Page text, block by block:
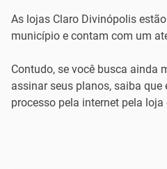
As lojas Claro Divinópolis
município e contam com um
Contudo, se você busca ainda
assinar seus planos, saiba
processo pela internet pela loja